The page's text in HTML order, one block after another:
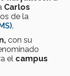
Carlos
de la
con su
el campus